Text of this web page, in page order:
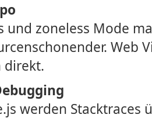
und zoneless Mode
Web
direkt.
werden Stacktraces